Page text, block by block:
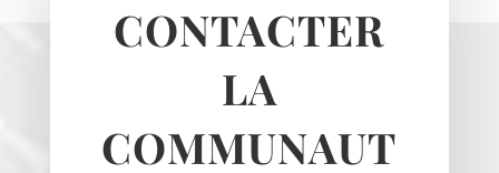
Theuville
CONTACTER
LA
COMMUNAUT